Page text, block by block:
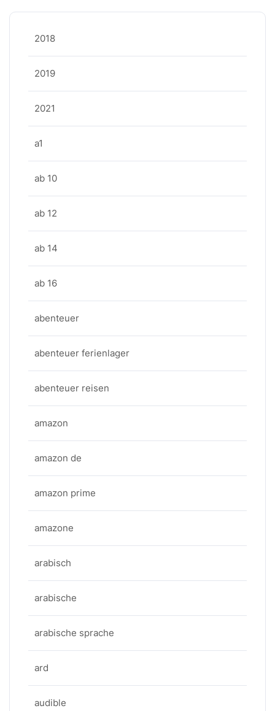
2018
2019
2021
a1
ab 10
ab 12
ab 14
ab 16
abenteuer
abenteuer ferienlager
abenteuer reisen
amazon
amazon de
amazon prime
amazone
arabisch
arabische
arabische sprache
ard
audible